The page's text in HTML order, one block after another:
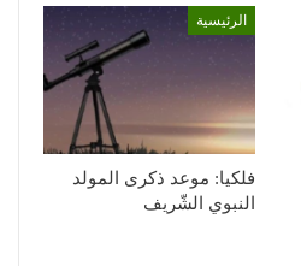
الرئيسية
فلكيا: موعد ذكرى المولد
النبوي الشّريف